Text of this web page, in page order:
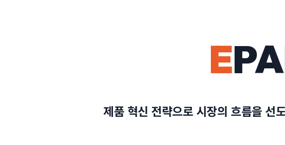
PORTFOLIO
E
제품 혁신 전략으로 시장의 흐름을 선